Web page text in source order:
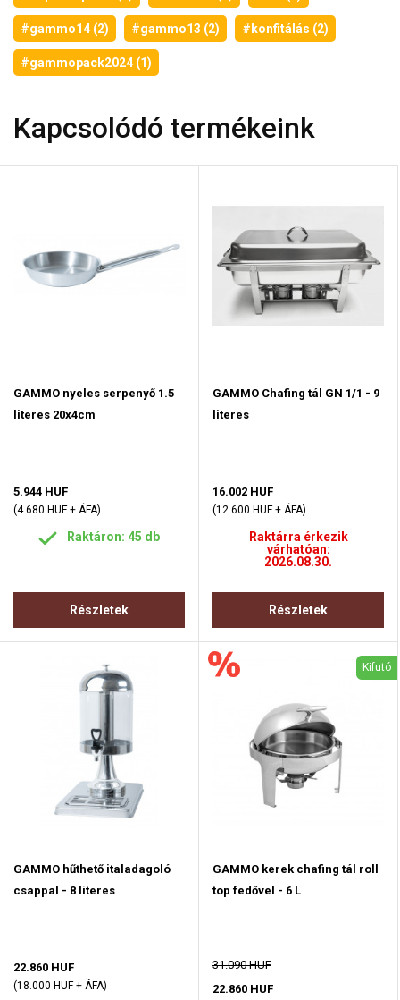
#gammo14 (2) #gammo13 (2) #konfitálás (2)
#gammopack2024 (1)
Kapcsolódó termékeink
GAMMO nyeles serpenyő 1.5
literes 20x4cm
5.944 HUF
(4.680 HUF + ÁFA)
Raktáron: 45 db
Részletek
GAMMO Chafing tál GN 1/1 - 9
literes
16.002 HUF
(12.600 HUF + ÁFA)
Raktárra érkezik
várhatóan:
2026.08.30.
Részletek
GAMMO hűthető italadagoló
csappal - 8 literes
22.860 HUF
(18.000 HUF + ÁFA)
Kifutó
GAMMO kerek chafing tál roll
top fedővel - 6 L
31.090 HUF
22.860 HUF